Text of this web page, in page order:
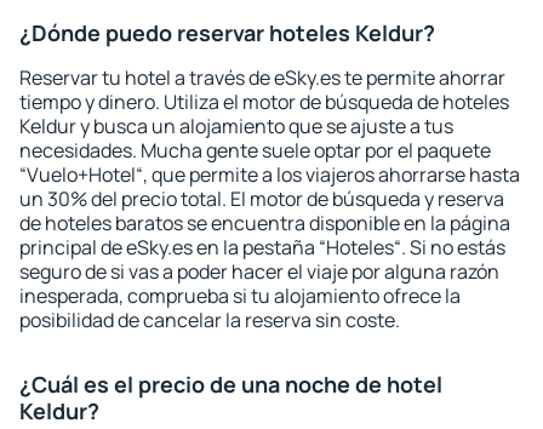
¿Dónde puedo reservar hoteles Keldur?
Reservar tu hotel a través de eSky.es te permite ahorrar
tiempo y dinero. Utiliza el motor de búsqueda de hoteles
Keldur y busca un alojamiento que se ajuste a tus
necesidades. Mucha gente suele optar por el paquete
“Vuelo+Hotel“, que permite a los viajeros ahorrarse hasta
un 30% del precio total. El motor de búsqueda y reserva
de hoteles baratos se encuentra disponible en la página
principal de eSky.es en la pestaña “Hoteles“. Si no estás
seguro de si vas a poder hacer el viaje por alguna razón
inesperada, comprueba si tu alojamiento ofrece la
posibilidad de cancelar la reserva sin coste.
¿Cuál es el precio de una noche de hotel
Keldur?